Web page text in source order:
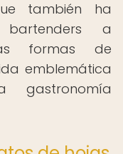
también ha
a
formas de
emblemática